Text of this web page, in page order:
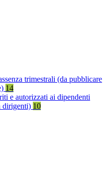
trimestrali (da pubblicare
14
e autorizzati ai dipendenti
dirigenti) 10